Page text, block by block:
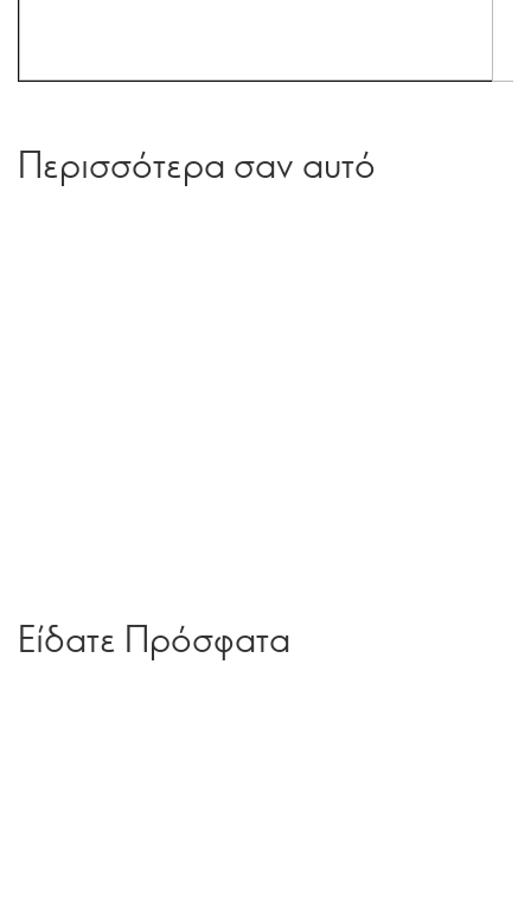
Περισσότερα σαν αυτό
Είδατε Πρόσφατα